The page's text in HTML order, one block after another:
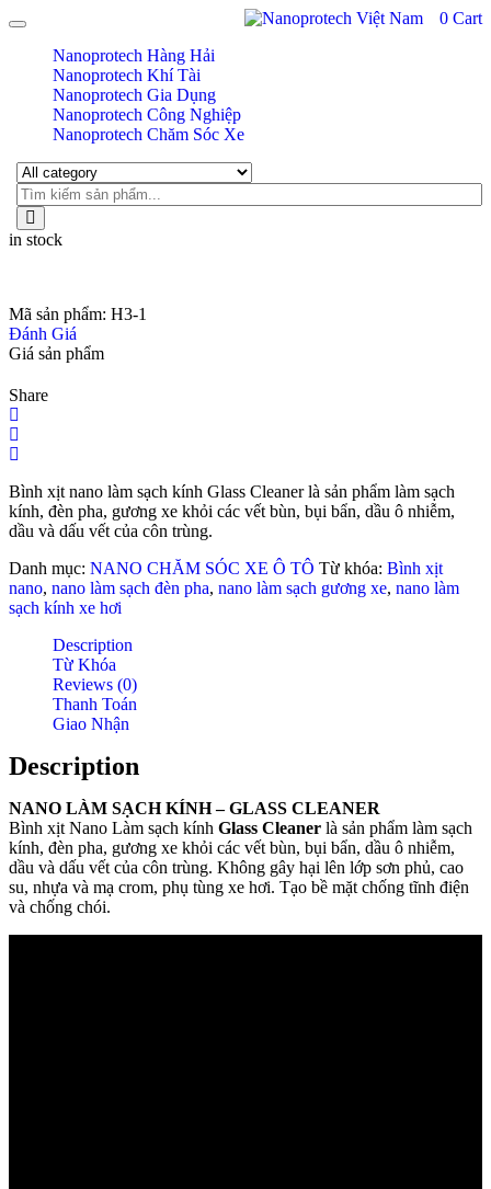
Toggle navigation
Nanoprotech Hàng Hải
Nanoprotech Khí Tài
Nanoprotech Gia Dụng
Nanoprotech Công Nghiệp
Nanoprotech Chăm Sóc Xe
0 Cart
in stock
Mã sản phẩm: H3-1
Đánh Giá
Giá sản phẩm
Share
Bình xịt nano làm sạch kính Glass Cleaner là sản phẩm làm sạch
kính, đèn pha, gương xe khỏi các vết bùn, bụi bẩn, dầu ô nhiễm,
dầu và dấu vết của côn trùng.
Danh mục: NANO CHĂM SÓC XE Ô TÔ Từ khóa: Bình xịt
nano, nano làm sạch đèn pha, nano làm sạch gương xe, nano làm
sạch kính xe hơi
Description
Từ Khóa
Reviews (0)
Thanh Toán
Giao Nhận
Description
NANO LÀM SẠCH KÍNH – GLASS CLEANER
Bình xịt Nano Làm sạch kính Glass Cleaner là sản phẩm làm sạch
kính, đèn pha, gương xe khỏi các vết bùn, bụi bẩn, dầu ô nhiễm,
dầu và dấu vết của côn trùng. Không gây hại lên lớp sơn phủ, cao
su, nhựa và mạ crom, phụ tùng xe hơi. Tạo bề mặt chống tĩnh điện
và chống chói.